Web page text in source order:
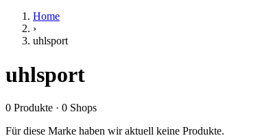
Home
›
uhlsport
uhlsport
0 Produkte · 0 Shops
Für diese Marke haben wir aktuell keine Produkte.